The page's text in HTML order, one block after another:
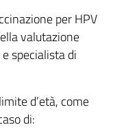
per HPV
valutazione
specialista di
d’età, come
di: